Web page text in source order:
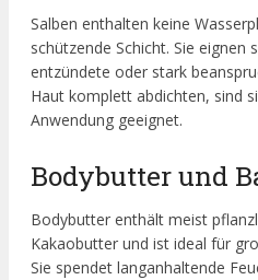
Salben enthalten keine
schützende Schicht. Sie eignen
entzündete oder stark
Haut komplett abdichten, sind
Anwendung geeignet.
Bodybutter und
Bodybutter enthält meist
Kakaobutter und ist ideal für
Sie spendet langanhaltende